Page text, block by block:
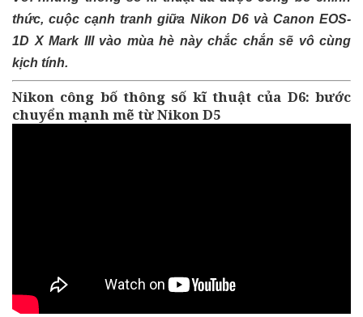
thức, cuộc cạnh tranh giữa Nikon D6 và Canon EOS-
1D X Mark III vào mùa hè này chắc chắn sẽ vô cùng
kịch tính.
Nikon công bố thông số kĩ thuật của D6: bước
chuyển mạnh mẽ từ Nikon D5